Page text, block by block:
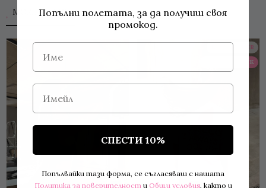
MORE TO LOVE
BESTSELLER
BACK IN STOCK
Попълни полетата, за да получиш своя
промокод.
Име
Имейл
СПЕСТИ 10%
Попълвайки тази форма, се съгласяваш с нашата
Политика за поверителност и Общи условия, както и